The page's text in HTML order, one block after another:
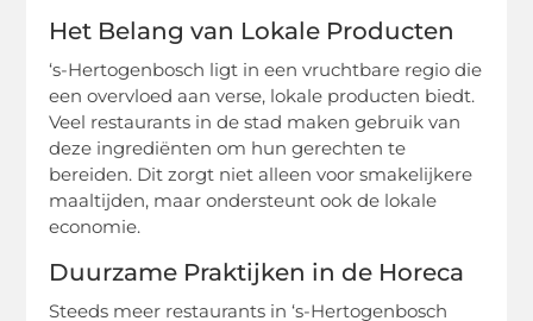
Het Belang van Lokale Producten
‘s-Hertogenbosch ligt in een vruchtbare regio die
een overvloed aan verse, lokale producten biedt.
Veel restaurants in de stad maken gebruik van
deze ingrediënten om hun gerechten te
bereiden. Dit zorgt niet alleen voor smakelijkere
maaltijden, maar ondersteunt ook de lokale
economie.
Duurzame Praktijken in de Horeca
Steeds meer restaurants in ‘s-Hertogenbosch